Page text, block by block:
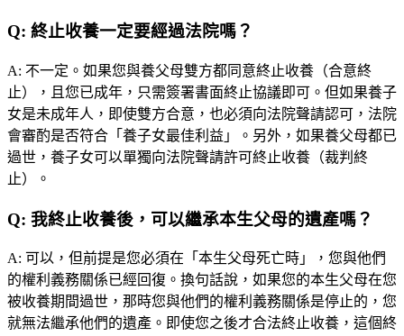
Q: 終止收養一定要經過法院嗎？
A: 不一定。如果您與養父母雙方都同意終止收養（合意終
止），且您已成年，只需簽署書面終止協議即可。但如果養子
女是未成年人，即使雙方合意，也必須向法院聲請認可，法院
會審酌是否符合「養子女最佳利益」。另外，如果養父母都已
過世，養子女可以單獨向法院聲請許可終止收養（裁判終
止）。
Q: 我終止收養後，可以繼承本生父母的遺產嗎？
A: 可以，但前提是您必須在「本生父母死亡時」，您與他們
的權利義務關係已經回復。換句話說，如果您的本生父母在您
被收養期間過世，那時您與他們的權利義務關係是停止的，您
就無法繼承他們的遺產。即使您之後才合法終止收養，這個終